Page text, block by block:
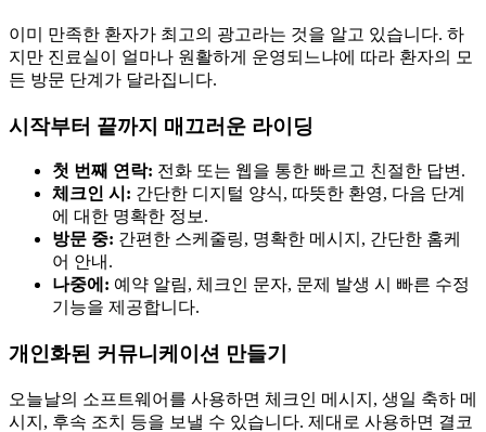
이미 만족한 환자가 최고의 광고라는 것을 알고 있습니다. 하
지만 진료실이 얼마나 원활하게 운영되느냐에 따라 환자의 모
든 방문 단계가 달라집니다.
시작부터 끝까지 매끄러운 라이딩
첫 번째 연락: 전화 또는 웹을 통한 빠르고 친절한 답변.
체크인 시: 간단한 디지털 양식, 따뜻한 환영, 다음 단계
에 대한 명확한 정보.
방문 중: 간편한 스케줄링, 명확한 메시지, 간단한 홈케
어 안내.
나중에: 예약 알림, 체크인 문자, 문제 발생 시 빠른 수정
기능을 제공합니다.
개인화된 커뮤니케이션 만들기
오늘날의 소프트웨어를 사용하면 체크인 메시지, 생일 축하 메
시지, 후속 조치 등을 보낼 수 있습니다. 제대로 사용하면 결코